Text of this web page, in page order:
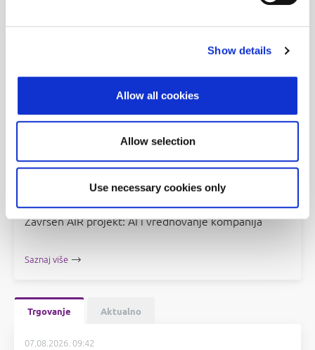
Show details
Allow all cookies
Allow selection
Use necessary cookies only
Završen AIR projekt: AI i vrednovanje kompanija
Saznaj više
Trgovanje Aktualno
07.08.2026. 09:42